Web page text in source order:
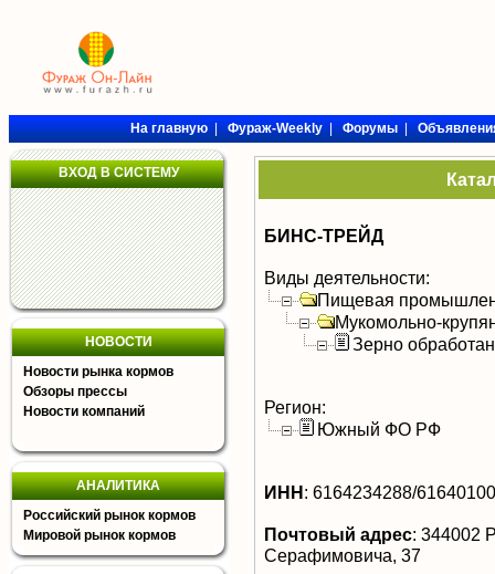
На главную|Фураж-Weekly|Форумы|
ВХОД В СИСТЕМУ
НОВОСТИ
Новости рынка кормов
Обзоры прессы
Новости компаний
АНАЛИТИКА
Российский рынок кормов
Мировой рынок кормов
БИНС-ТРЕЙД
Виды деятельности:
Пищевая
Мукомольно-
Зерно
Регион:
Южный ФО РФ
ИНН: 6164234288/
Почтовый адрес: 344002
Серафимовича, 37